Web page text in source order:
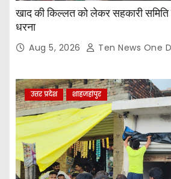
खाद की किल्लत को लेकर सहकारी
धरना
Aug 5, 2026 Ten News One
उत्तर प्रदेश शाहजहांपुर